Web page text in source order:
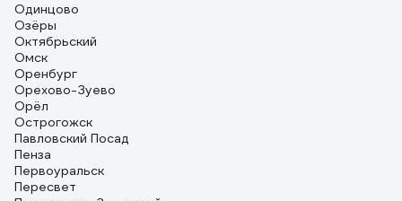
Одинцово
Озёры
Октябрьский
Омск
Оренбург
Орехово-Зуево
Орёл
Острогожск
Павловский Посад
Пенза
Первоуральск
Пересвет